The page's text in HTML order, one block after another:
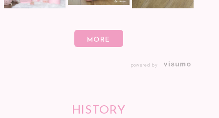
powered by
HISTORY